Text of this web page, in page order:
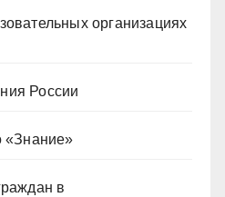
организациях
России
«Знание»
в